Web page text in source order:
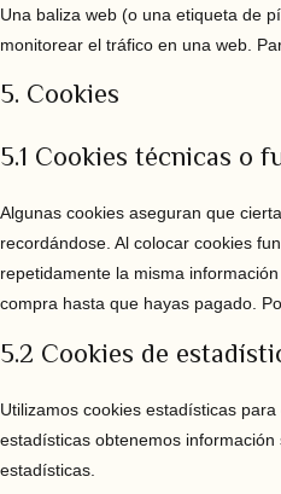
Una baliza web (o una etiqueta de
monitorear el tráfico en una web.
5. Cookies
5.1 Cookies técnicas o
Algunas cookies aseguran que
recordándose. Al colocar cookies
repetidamente la misma
compra hasta que hayas pagado.
5.2 Cookies de
Utilizamos cookies estadísticas
estadísticas obtenemos
estadísticas.